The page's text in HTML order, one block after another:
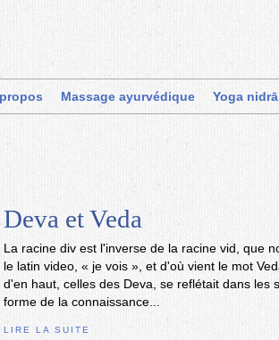
Massage ayurvédique Yoga nidrā
Deva et Veda
La racine div est l'inverse de la racine vid, que
le latin video, « je vois », et d'où vient le mot
d'en haut, celles des Deva, se reflétait dans les
forme de la connaissance...
LIRE LA SUITE